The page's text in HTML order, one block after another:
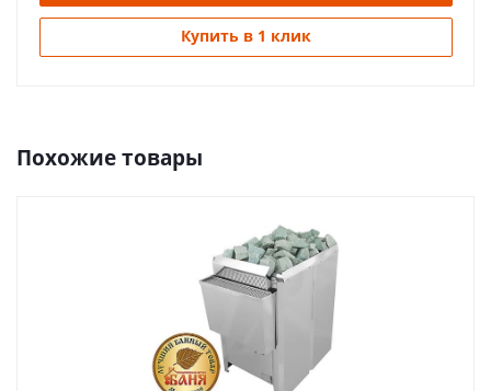
Купить в 1 клик
Похожие товары